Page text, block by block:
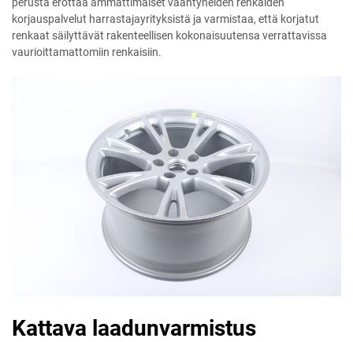
perusta erottaa ammattimaiset vääntyneiden renkaiden
korjauspalvelut harrastajayrityksistä ja varmistaa, että korjatut
renkaat säilyttävät rakenteellisen kokonaisuutensa verrattavissa
vaurioittamattomiin renkaisiin.
Kattava laadunvarmistus